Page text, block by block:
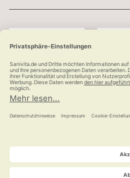
Kauf auf Rechnung
versandkostenfrei